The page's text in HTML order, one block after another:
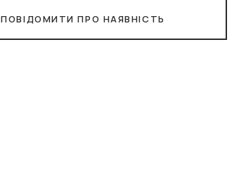
ПОВІДОМИТИ ПРО НАЯВНІСТЬ